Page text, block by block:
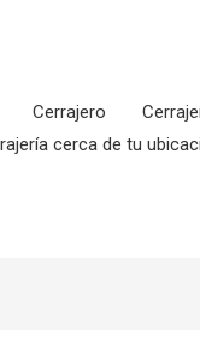
Cerrajero
cerca de tu